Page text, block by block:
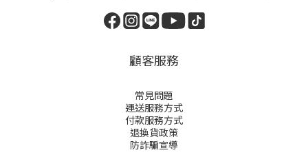
顧客服務
常見問題
運送服務方式
付款服務方式
退換貨政策
防詐騙宣導